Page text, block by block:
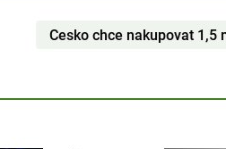
Cesko chce nakupovat 1,5